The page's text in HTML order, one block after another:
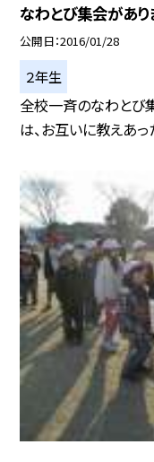
なわとび集会があり
公開日 2016/01/28
２年生
全校一斉のなわとび
は、お互いに教えあっ